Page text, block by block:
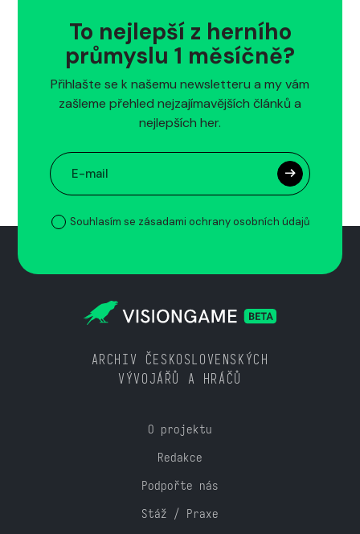
To nejlepší z herního
průmyslu 1 měsíčně?
Přihlašte se k našemu newsletteru a my vám
zašleme přehled nejzajímavějších článků a
nejlepších her.
Souhlasím se zásadami ochrany osobních údajů
ARCHIV ČESKOSLOVENSKÝCH
VÝVOJÁŘŮ A HRÁČŮ
O projektu
Redakce
Podpořte nás
Stáž / Praxe